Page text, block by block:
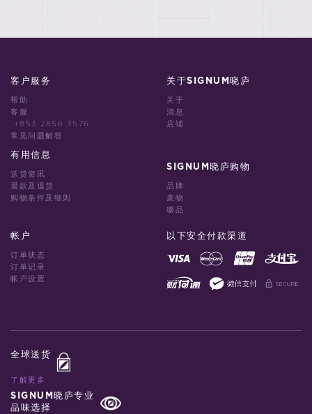
客户服务
帮助
客服
+853 2856 3576
常见问题解答
有用信息
送货资讯
退款及退货
购物条件及细则
关于SIGNUM晓庐
关于
消息
店铺
SIGNUM晓庐购物
品牌
庞物
缀品
帐户
订单状态
订单记录
帐户设置
以下安全付款渠道
全球送货
了解更多
SIGNUM晓庐专业
品味选择